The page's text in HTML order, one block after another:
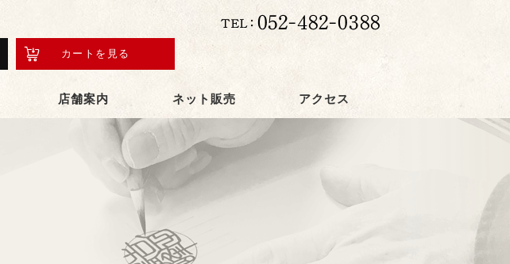
カートを見る
店舗案内 ネット販売 アクセス